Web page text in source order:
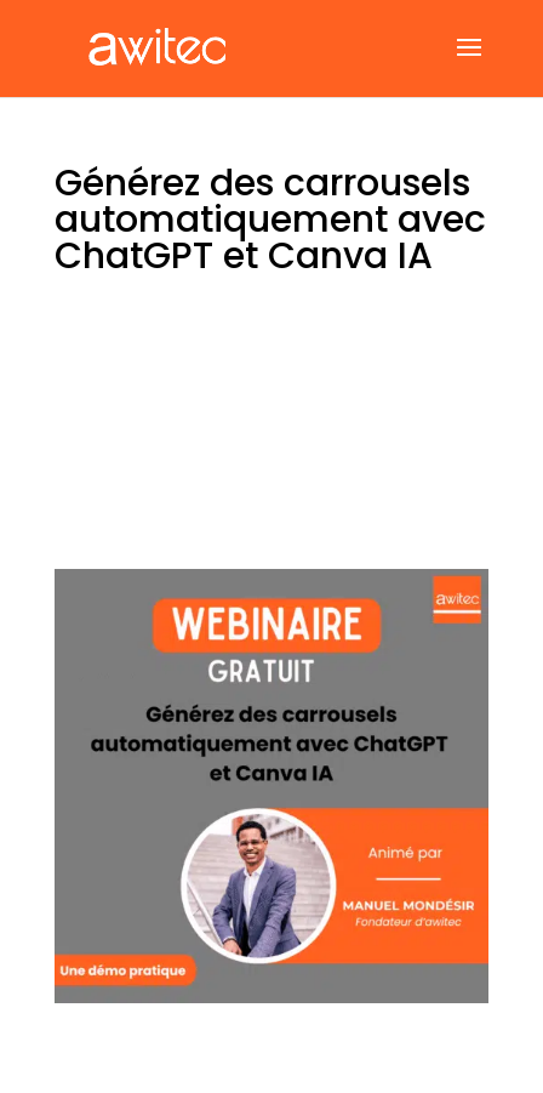
Générez des carrousels
automatiquement avec
ChatGPT et Canva IA